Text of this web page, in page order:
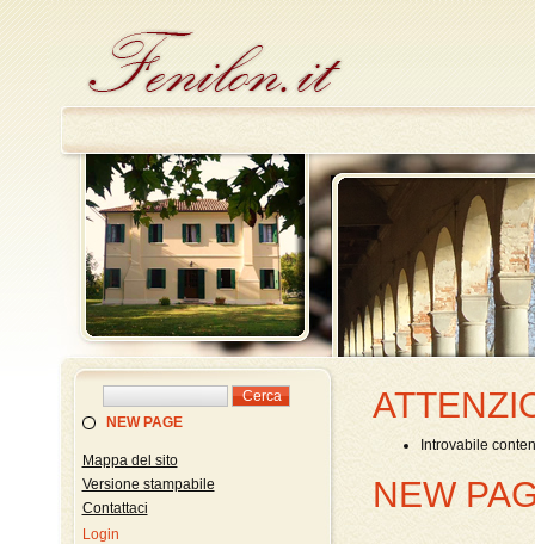
NEW PAGE
Mappa del sito
Versione stampabile
Contattaci
Login
Introvabile
NEW